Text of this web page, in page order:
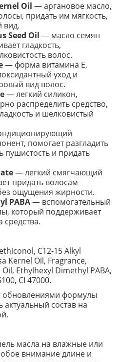
Oil — аргановое масло,
придать им мягкость,
вид.
Seed Oil — масло семян
гладкость,
волос.
— форма витамина E,
уход и
вид волос.
— легкий силикон,
распределить средство,
и шелковистый
помогает разгладить
пушистость и придать
— легкий смягчающий
придать волосам
ощущения жирности.
PABA— вспомогательный
который поддерживает
средства.
C12-15 Alkyl
Kernel Oil, Fragrance,
Ethylhexyl Dimethyl PABA,
CI 47000.
формулы
состав на
масла на влажные или
внимание длине и